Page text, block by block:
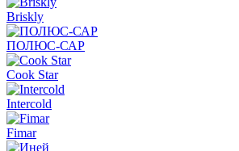
Briskly
ПОЛЮС-САР
Cook Star
Intercold
Fimar